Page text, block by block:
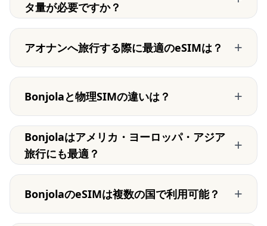
タ量が必要ですか？
アオナンへ旅行する際に最適のeSIMは？ +
Bonjolaと物理SIMの違いは？ +
Bonjolaはアメリカ・ヨーロッパ・アジア
旅行にも最適？
+
BonjolaのeSIMは複数の国で利用可能？ +